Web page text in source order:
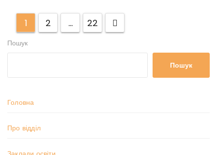
1 2 … 22
Пошук
Пошук
Головна
Про відділ